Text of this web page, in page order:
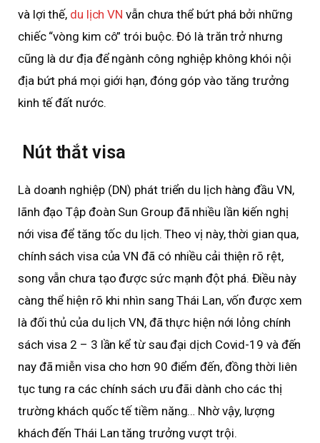
và lợi thế, du lịch VN vẫn chưa thể bứt phá bởi những
chiếc “vòng kim cô” trói buộc. Đó là trăn trở nhưng
cũng là dư địa để ngành công nghiệp không khói nội
địa bứt phá mọi giới hạn, đóng góp vào tăng trưởng
kinh tế đất nước.
Nút thắt visa
Là doanh nghiệp (DN) phát triển du lịch hàng đầu VN,
lãnh đạo Tập đoàn Sun Group đã nhiều lần kiến nghị
nới visa để tăng tốc du lịch. Theo vị này, thời gian qua,
chính sách visa của VN đã có nhiều cải thiện rõ rệt,
song vẫn chưa tạo được sức mạnh đột phá. Điều này
càng thể hiện rõ khi nhìn sang Thái Lan, vốn được xem
là đối thủ của du lịch VN, đã thực hiện nới lỏng chính
sách visa 2 – 3 lần kể từ sau đại dịch Covid-19 và đến
nay đã miễn visa cho hơn 90 điểm đến, đồng thời liên
tục tung ra các chính sách ưu đãi dành cho các thị
trường khách quốc tế tiềm năng… Nhờ vậy, lượng
khách đến Thái Lan tăng trưởng vượt trội.